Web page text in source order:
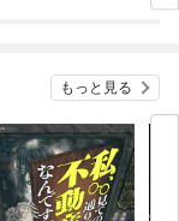
もっと見る